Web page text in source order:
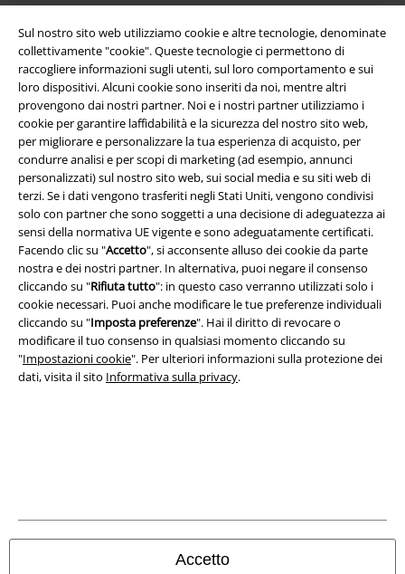
Sul nostro sito web utilizziamo cookie e altre tecnologie, denominate
collettivamente "cookie". Queste tecnologie ci permettono di
raccogliere informazioni sugli utenti, sul loro comportamento e sui
loro dispositivi. Alcuni cookie sono inseriti da noi, mentre altri
provengono dai nostri partner. Noi e i nostri partner utilizziamo i
cookie per garantire laffidabilità e la sicurezza del nostro sito web,
per migliorare e personalizzare la tua esperienza di acquisto, per
condurre analisi e per scopi di marketing (ad esempio, annunci
personalizzati) sul nostro sito web, sui social media e su siti web di
terzi. Se i dati vengono trasferiti negli Stati Uniti, vengono condivisi
solo con partner che sono soggetti a una decisione di adeguatezza ai
sensi della normativa UE vigente e sono adeguatamente certificati.
Facendo clic su "Accetto", si acconsente alluso dei cookie da parte
nostra e dei nostri partner. In alternativa, puoi negare il consenso
cliccando su "Rifiuta tutto": in questo caso verranno utilizzati solo i
cookie necessari. Puoi anche modificare le tue preferenze individuali
cliccando su "Imposta preferenze". Hai il diritto di revocare o
modificare il tuo consenso in qualsiasi momento cliccando su
"Impostazioni cookie". Per ulteriori informazioni sulla protezione dei
dati, visita il sito Informativa sulla privacy.
Accetto
App EMP
Scarica la nuova app di EMP!
A Warner Music Group Company
Legge sulla Privacy
Smaltimento rifiuti e protezione dell’ambiente